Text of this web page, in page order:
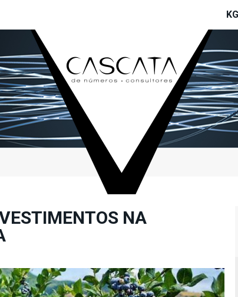
NA